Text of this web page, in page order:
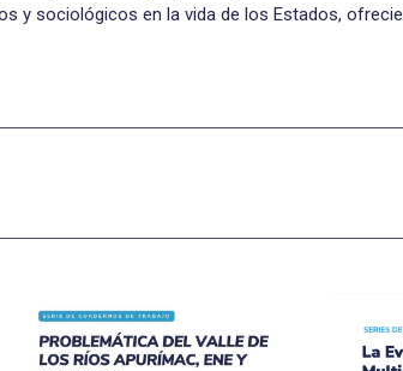
y sociológicos en la vida de los Estados,